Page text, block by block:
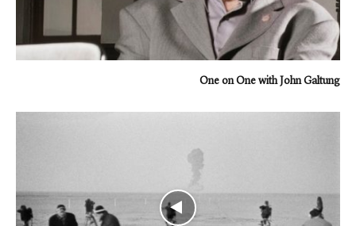
One on One with John Galtung